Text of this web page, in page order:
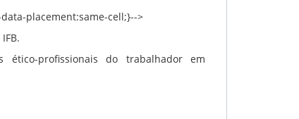
placement:same-cell;}-->
ético-profissionais do trabalhador em